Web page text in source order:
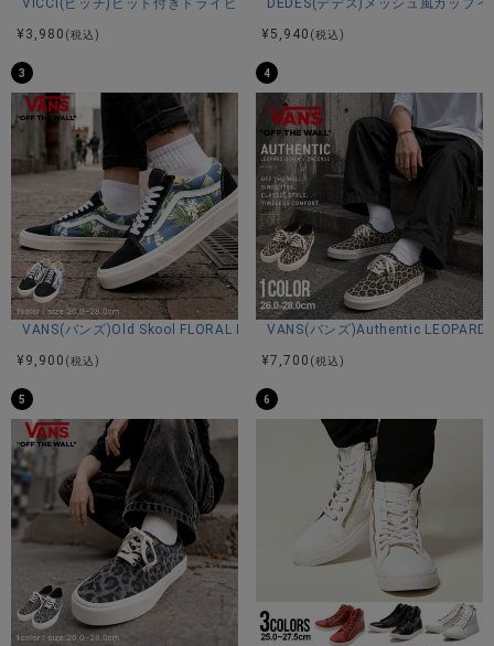
アッパー：合成皮革
ソール：合成底
カラー展開
ホワイト/キャメル/ダークブラウン/ブラック
VICCI(ビッチ)ビット付きドライビングシューズ/全4色
¥ 3,980 (税込)
DEDES(デデス)メッシュ風カップ
¥ 5,940 (税込)
3
VANS(バンズ)Old Skool FLORAL NAVY/全1色
¥ 9,900 (税込)
4
VANS(バンズ)Authentic
¥7,700 (税込)
5 6